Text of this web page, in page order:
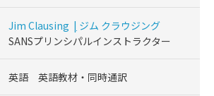
Jim Clausing | ジム クラウジング
SANSプリンシパルインストラクター
英語 英語教材・同時通訳